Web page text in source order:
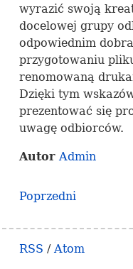
wyrazić swoją
docelowej grupy
odpowiednim
przygotowaniu
renomowaną
Dzięki tym
prezentować się
uwagę odbiorców.
AutorAdmin
Poprzedni
RSS /Atom